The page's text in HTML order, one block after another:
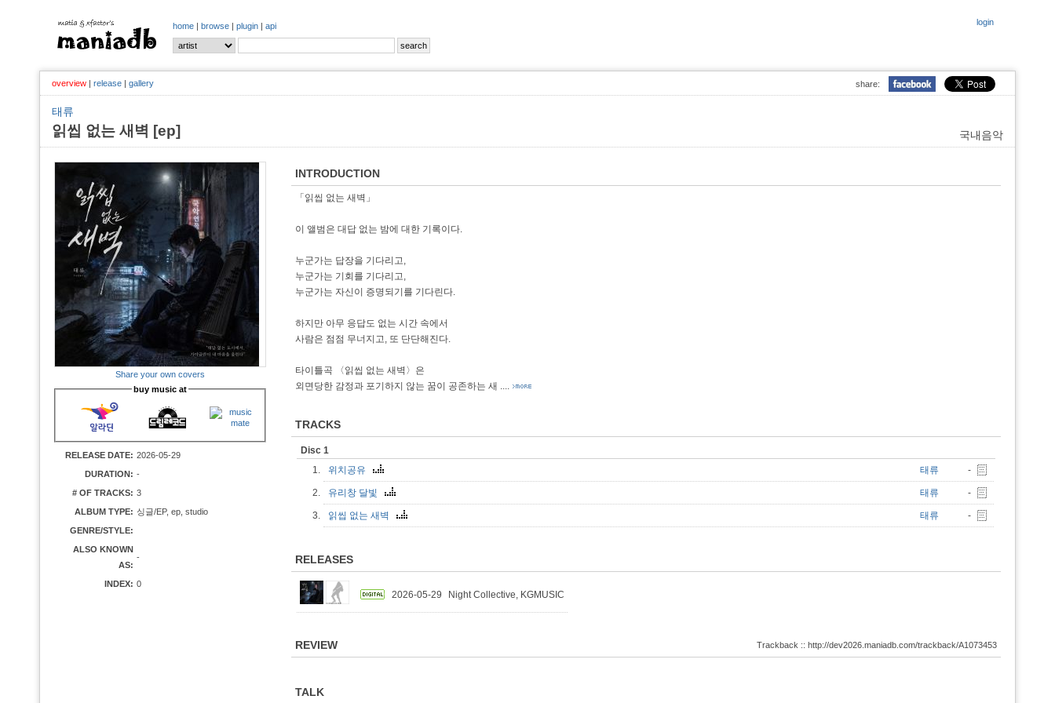
login
home | browse | plugin | api
share:
overview | release | gallery
태류
국내음악
읽씹 없는 새벽 [ep]
Share your own covers
buy music at
RELEASE DATE: 2026-05-29
DURATION: -
# OF TRACKS: 3
ALBUM TYPE: 싱글/EP, ep, studio
GENRE/STYLE:
ALSO KNOWN
AS:
-
INDEX: 0
INTRODUCTION
「읽씹 없는 새벽」
이 앨범은 대답 없는 밤에 대한 기록이다.
누군가는 답장을 기다리고,
누군가는 기회를 기다리고,
누군가는 자신이 증명되기를 기다린다.
하지만 아무 응답도 없는 시간 속에서
사람은 점점 무너지고, 또 단단해진다.
타이틀곡 〈읽씹 없는 새벽〉은
외면당한 감정과 포기하지 않는 꿈이 공존하는 새 ....
TRACKS
Disc 1
1.
위치공유 태류 -
2. 유리창 달빛 태류 -
3. 읽씹 없는 새벽 태류 -
RELEASES
2026-05-29 Night Collective, KGMUSIC
REVIEW Trackback :: http://dev2026.maniadb.com/trackback/A1073453
TALK